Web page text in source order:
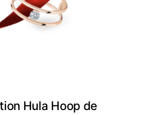
Hula Hoop de